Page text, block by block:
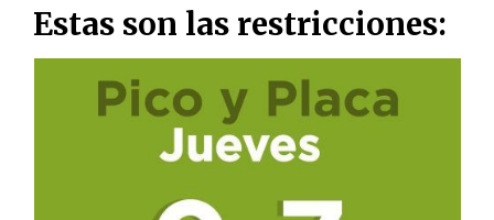
Estas son las restricciones: